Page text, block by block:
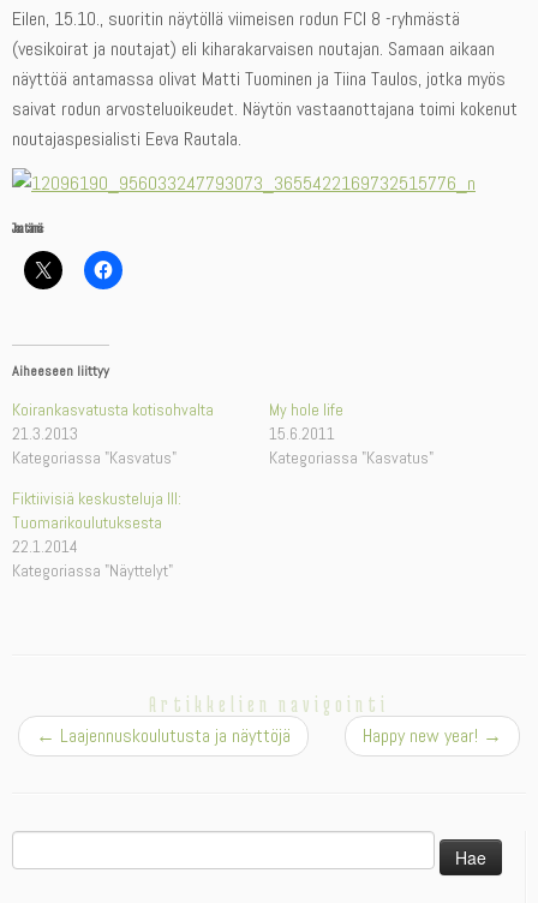
Eilen, 15.10., suoritin näytöllä viimeisen rodun FCI 8 -ryhmästä
(vesikoirat ja noutajat) eli kiharakarvaisen noutajan. Samaan aikaan
näyttöä antamassa olivat Matti Tuominen ja Tiina Taulos, jotka myös
saivat rodun arvosteluoikeudet. Näytön vastaanottajana toimi kokenut
noutajaspesialisti Eeva Rautala.
Jaa tämä:
Aiheeseen liittyy
Koirankasvatusta kotisohvalta
21.3.2013
Kategoriassa "Kasvatus"
My hole life
15.6.2011
Kategoriassa "Kasvatus"
Fiktiivisiä keskusteluja III:
Tuomarikoulutuksesta
22.1.2014
Kategoriassa "Näyttelyt"
Artikkelien navigointi
← Laajennuskoulutusta ja näyttöjä Happy new year! →